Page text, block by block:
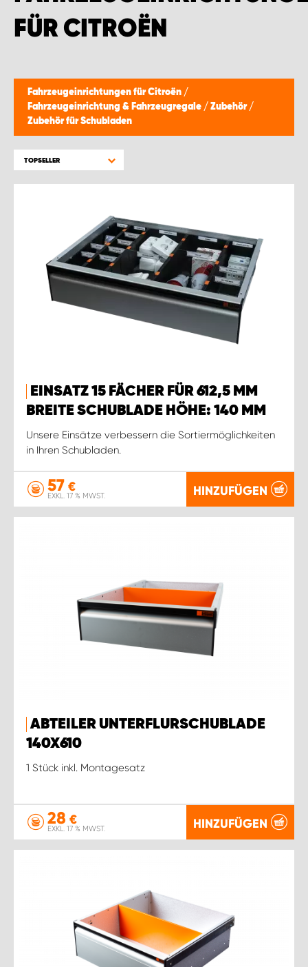
FÜR CITROËN
Fahrzeugeinrichtungen für Citroën /
Fahrzeugeinrichtung & Fahrzeugregale / Zubehör /
Zubehör für Schubladen
TOPSELLER
EINSATZ 15 FÄCHER FÜR 612,5 MM
BREITE SCHUBLADE HÖHE: 140 MM
Unsere Einsätze verbessern die Sortiermöglichkeiten
in Ihren Schubladen.
57 €
EXKL. 17 % MWST. HINZUFÜGEN
ABTEILER UNTERFLURSCHUBLADE
140X610
1 Stück inkl. Montagesatz
28 €
EXKL. 17 % MWST. HINZUFÜGEN